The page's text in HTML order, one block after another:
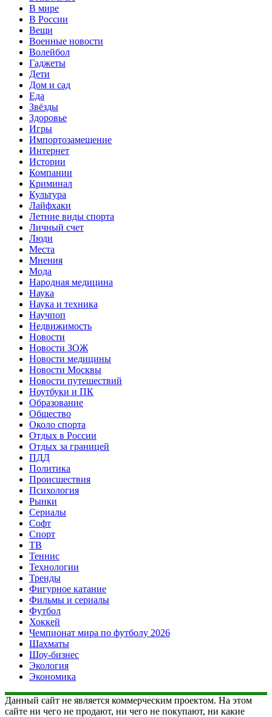
В мире
В России
Вещи
Военные новости
Волейбол
Гаджеты
Дети
Дом и сад
Еда
Звёзды
Здоровье
Игры
Импортозамещение
Интернет
Истории
Компании
Криминал
Культура
Лайфхаки
Летние виды спорта
Личный счет
Люди
Места
Мнения
Мода
Народная медицина
Наука
Наука и техника
Научпоп
Недвижимость
Новости
Новости ЗОЖ
Новости медицины
Новости Москвы
Новости путешествий
Ноутбуки и ПК
Образование
Общество
Около спорта
Отдых в России
Отдых за границей
ПДД
Политика
Происшествия
Психология
Рынки
Сериалы
Софт
Спорт
ТВ
Теннис
Технологии
Тренды
Фигурное катание
Фильмы и сериалы
Футбол
Хоккей
Чемпионат мира по футболу 2026
Шахматы
Шоу-бизнес
Экология
Экономика
Данный сайт не является коммерческим проектом. На этом
сайте ни чего не продают, ни чего не покупают, ни какие